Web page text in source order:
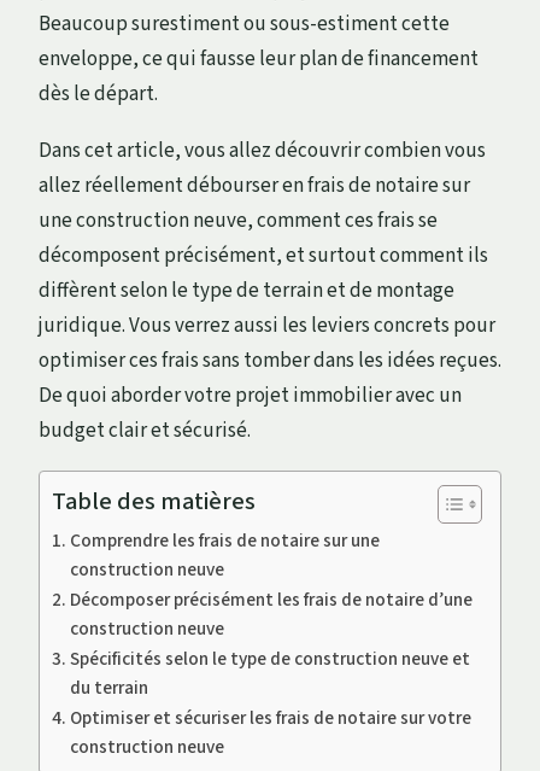
Beaucoup surestiment ou sous-estiment cette
enveloppe, ce qui fausse leur plan de financement
dès le départ.
Dans cet article, vous allez découvrir combien vous
allez réellement débourser en frais de notaire sur
une construction neuve, comment ces frais se
décomposent précisément, et surtout comment ils
diffèrent selon le type de terrain et de montage
juridique. Vous verrez aussi les leviers concrets pour
optimiser ces frais sans tomber dans les idées reçues.
De quoi aborder votre projet immobilier avec un
budget clair et sécurisé.
Table des matières
Comprendre les frais de notaire sur une
construction neuve
Décomposer précisément les frais de notaire d’une
construction neuve
Spécificités selon le type de construction neuve et
du terrain
Optimiser et sécuriser les frais de notaire sur votre
construction neuve